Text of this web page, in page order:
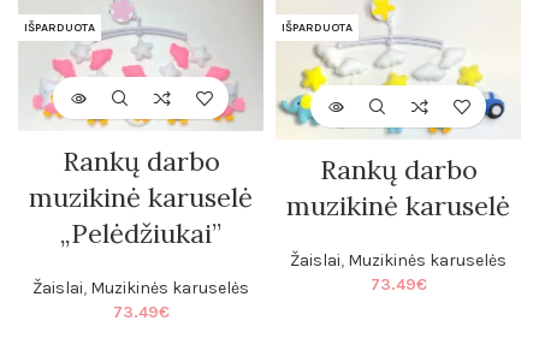
IŠPARDUOTA
Rankų darbo
muzikinė karuselė
„Pelėdžiukai”
Žaislai, Muzikinės karuselės
73.49€
IŠPARDUOTA
Rankų darbo
muzikinė karuselė
Žaislai, Muzikinės karuselės
73.49€